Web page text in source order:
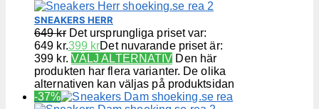
SNEAKERS HERR
649kr Det ursprungliga priset var:
649 kr.399 krDet nuvarande priset är:
399 kr. VÄLJ ALTERNATIV Den här
produkten har flera varianter. De olika
alternativen kan väljas på produktsidan
-37%